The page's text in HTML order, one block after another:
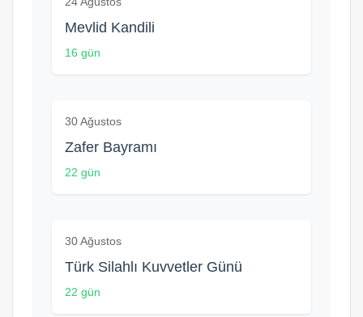
Mevlid Kandili
16 gün
30 Ağustos
Zafer Bayramı
22 gün
30 Ağustos
Türk Silahlı Kuvvetler Günü
22 gün